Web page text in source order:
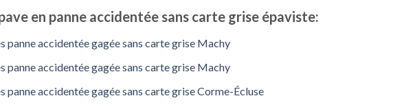
en panne accidentée sans carte grise épaviste:
panne accidentée gagée sans carte grise Machy
panne accidentée gagée sans carte grise Machy
panne accidentée gagée sans carte grise Corme-Écluse